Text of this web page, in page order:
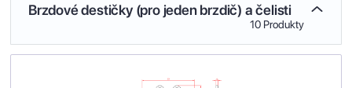
Brzdové destičky (pro jeden brzdič) a čelisti
10 Produkty